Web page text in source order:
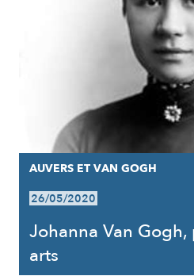
AUVERS ET VAN GOGH
26/05/2020
Johanna Van
arts